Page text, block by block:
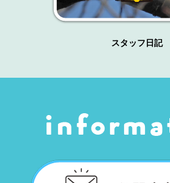
スタッフ日記